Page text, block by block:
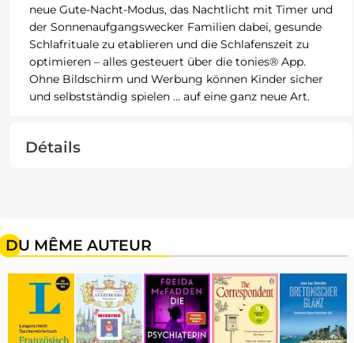
neue Gute-Nacht-Modus, das Nachtlicht mit Timer und
der Sonnenaufgangswecker Familien dabei, gesunde
Schlafrituale zu etablieren und die Schlafenszeit zu
optimieren – alles gesteuert über die tonies® App.
Ohne Bildschirm und Werbung können Kinder sicher
und selbstständig spielen … auf eine ganz neue Art.
Détails
DU MÊME AUTEUR